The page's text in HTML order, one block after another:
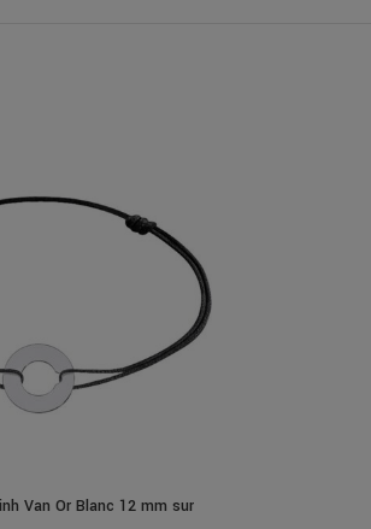
Van Or Blanc 12 mm sur